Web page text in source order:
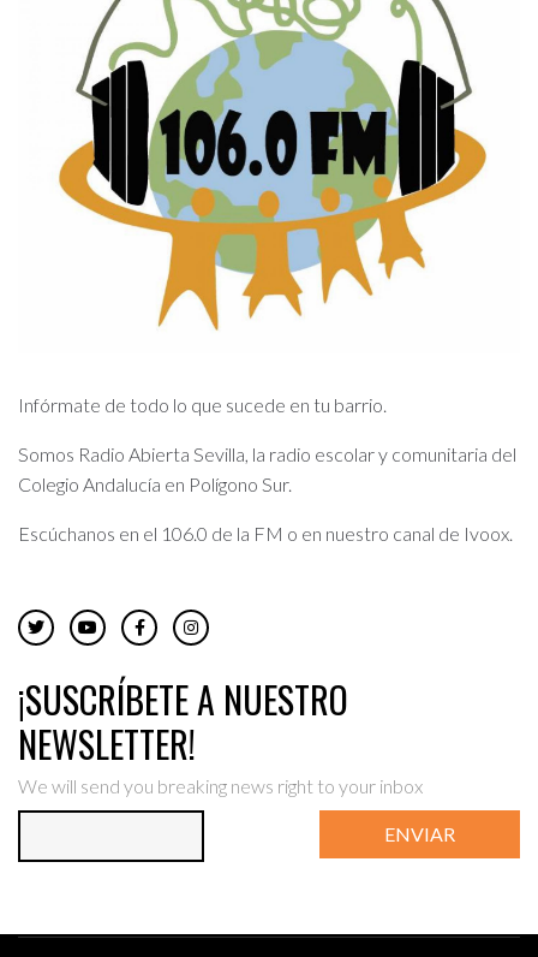
Infórmate de todo lo que sucede en tu barrio.
Somos Radio Abierta Sevilla, la radio escolar y comunitaria del
Colegio Andalucía en Polígono Sur.
Escúchanos en el 106.0 de la FM o en nuestro canal de Ivoox.
¡SUSCRÍBETE A NUESTRO
NEWSLETTER!
We will send you breaking news right to your inbox
ENVIAR